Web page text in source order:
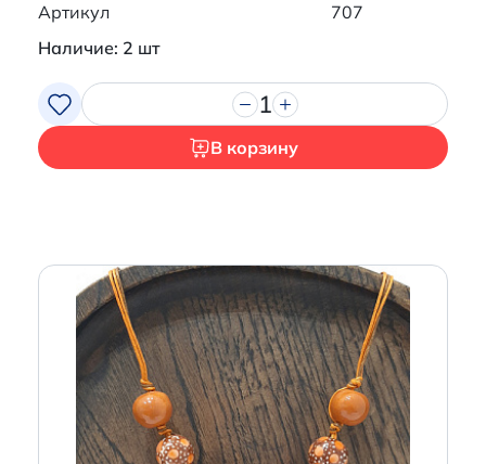
Артикул
707
Наличие: 2 шт
1
В корзину